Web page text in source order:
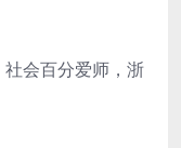
会百分爱师，浙